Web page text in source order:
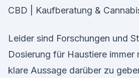
CBD | Kaufberatung &
Leider sind Forschungen und
Dosierung für Haustiere
klare Aussage darüber zu